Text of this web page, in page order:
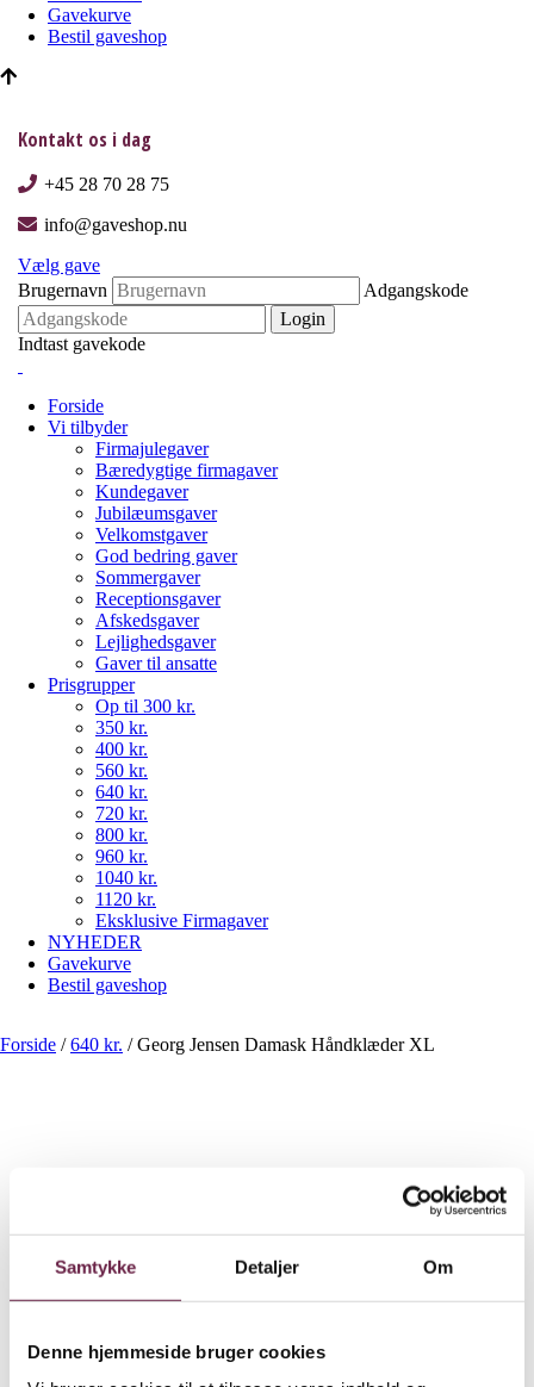
Samtykke Detaljer Om
Denne hjemmeside bruger cookies
Gavekurve
Bestil gaveshop
Kontakt os i dag
+45 28 70 28 75
info@gaveshop.nu
Vælg gave
Brugernavn
Adgangskode
Login
Indtast gavekode
Forside
Vi tilbyder
Firmajulegaver
Bæredygtige firmagaver
Kundegaver
Jubilæumsgaver
Velkomstgaver
God bedring gaver
Sommergaver
Receptionsgaver
Afskedsgaver
Lejlighedsgaver
Gaver til ansatte
Prisgrupper
Op til 300 kr.
350 kr.
400 kr.
560 kr.
640 kr.
720 kr.
800 kr.
960 kr.
1040 kr.
1120 kr.
Eksklusive Firmagaver
NYHEDER
Gavekurve
Bestil gaveshop
Forside /640 kr. /Georg Jensen Damask Håndklæder XL
Håndklæder XL
Farve
Ryd
Georg Jensen Damask Håndklæder XL antal